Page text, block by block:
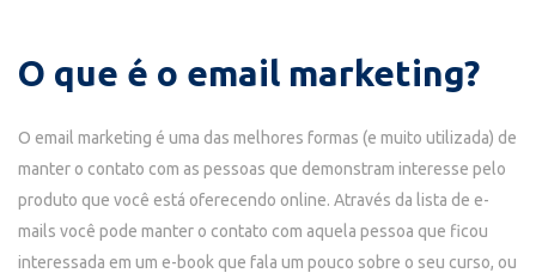
O que é o email marketing?
O email marketing é uma das melhores formas (e muito utilizada) de
manter o contato com as pessoas que demonstram interesse pelo
produto que você está oferecendo online. Através da lista de e-
mails você pode manter o contato com aquela pessoa que ficou
interessada em um e-book que fala um pouco sobre o seu curso, ou